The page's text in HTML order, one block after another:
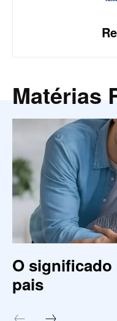
Matérias
O
pais